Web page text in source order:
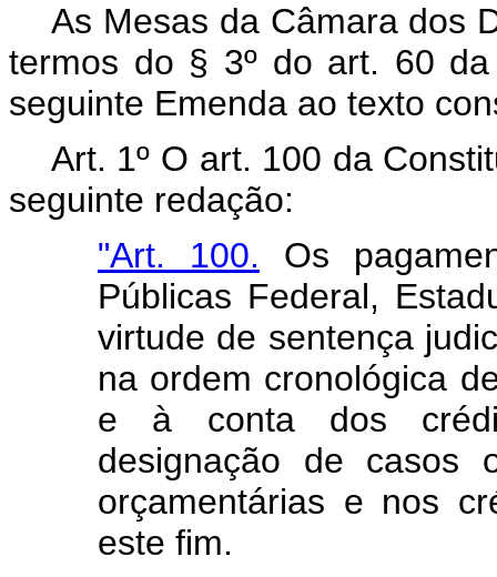
As Mesas da Câmara dos
termos do § 3º do art. 60
seguinte Emenda ao texto
Art. 1º O art. 100 da
seguinte redação:
"Art. 100. Os
Públicas Federal,
virtude de sentença
na ordem cronológica
e à conta dos
designação de casos
orçamentárias e nos
este fim.